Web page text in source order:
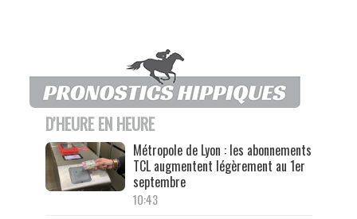
D'HEURE EN HEURE
Métropole de Lyon : les abonnements
TCL augmentent légèrement au 1er
septembre
10:43